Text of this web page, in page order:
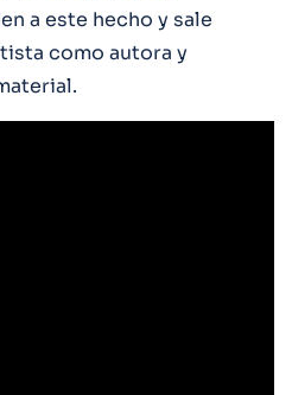
a este hecho y sale
como autora y